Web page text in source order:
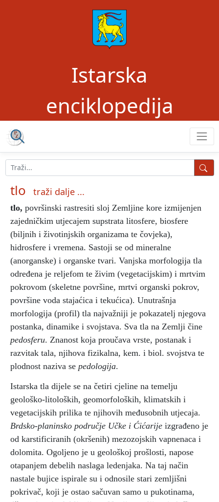
Istarska
enciklopedija
tlo traži dalje ...
tlo, površinski rastresiti sloj Zemljine kore izmijenjen
zajedničkim utjecajem supstrata litosfere, biosfere
(biljnih i životinjskih organizama te čovjeka),
hidrosfere i vremena. Sastoji se od mineralne
(anorganske) i organske tvari. Vanjska morfologija tla
određena je reljefom te živim (vegetacijskim) i mrtvim
pokrovom (skeletne površine, mrtvi organski pokrov,
površine voda stajaćica i tekućica). Unutrašnja
morfologija (profil) tla najvažniji je pokazatelj njegova
postanka, dinamike i svojstava. Sva tla na Zemlji čine
pedosferu. Znanost koja proučava vrste, postanak i
razvitak tala, njihova fizikalna, kem. i biol. svojstva te
plodnost naziva se pedologija.
Istarska tla dijele se na četiri cjeline na temelju
geološko-litoloških, geomorfoloških, klimatskih i
vegetacijskih prilika te njihovih međusobnih utjecaja.
Brdsko-planinsko područje Učke i Ćićarije izgrađeno je
od karstificiranih (okršenih) mezozojskih vapnenaca i
dolomita. Ogoljeno je u geološkoj prošlosti, napose
otapanjem debelih naslaga ledenjaka. Na taj način
nastale bujice ispirale su i odnosile stari zemljišni
pokrivač, koji je ostao sačuvan samo u pukotinama,